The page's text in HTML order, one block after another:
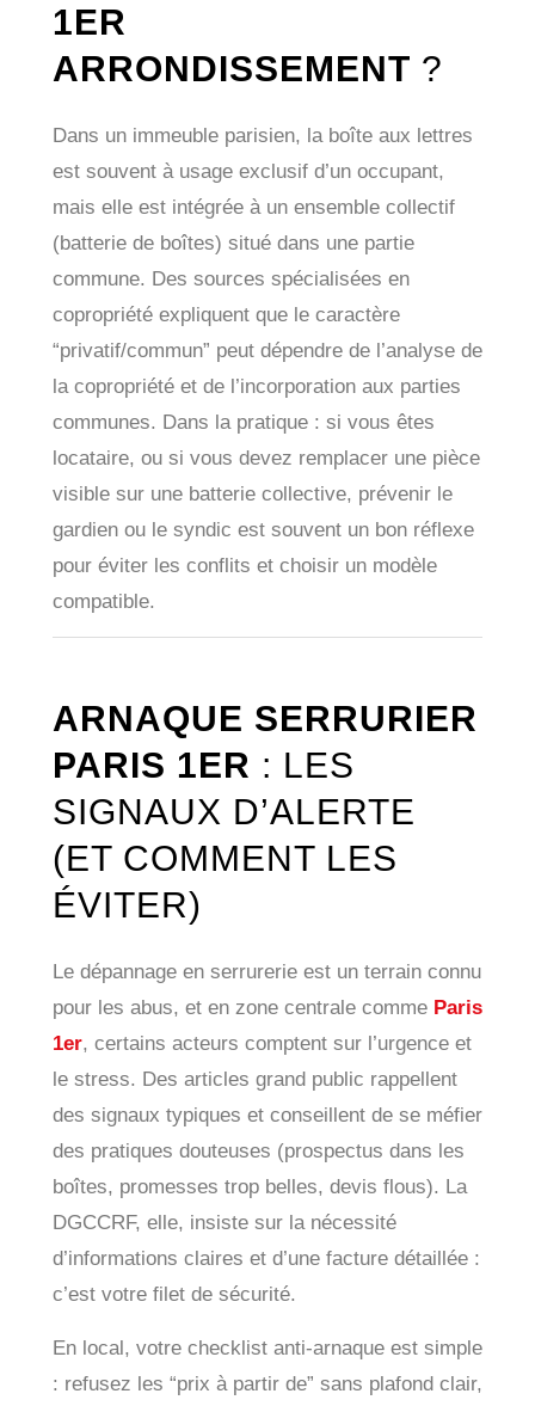
1ER
ARRONDISSEMENT ?
Dans un immeuble parisien, la boîte aux lettres
est souvent à usage exclusif d’un occupant,
mais elle est intégrée à un ensemble collectif
(batterie de boîtes) situé dans une partie
commune. Des sources spécialisées en
copropriété expliquent que le caractère
“privatif/commun” peut dépendre de l’analyse de
la copropriété et de l’incorporation aux parties
communes. Dans la pratique : si vous êtes
locataire, ou si vous devez remplacer une pièce
visible sur une batterie collective, prévenir le
gardien ou le syndic est souvent un bon réflexe
pour éviter les conflits et choisir un modèle
compatible.
ARNAQUE SERRURIER
PARIS 1ER : LES
SIGNAUX D’ALERTE
(ET COMMENT LES
ÉVITER)
Le dépannage en serrurerie est un terrain connu
pour les abus, et en zone centrale comme Paris
1er, certains acteurs comptent sur l’urgence et
le stress. Des articles grand public rappellent
des signaux typiques et conseillent de se méfier
des pratiques douteuses (prospectus dans les
boîtes, promesses trop belles, devis flous). La
DGCCRF, elle, insiste sur la nécessité
d’informations claires et d’une facture détaillée :
c’est votre filet de sécurité.
En local, votre checklist anti-arnaque est simple
: refusez les “prix à partir de” sans plafond clair,